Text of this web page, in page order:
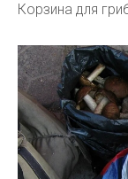
Корзина для